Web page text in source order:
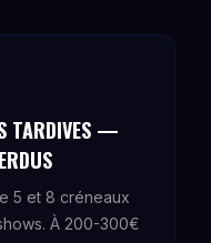
TARDIVES —
5 et 8 créneaux
À 200-300€